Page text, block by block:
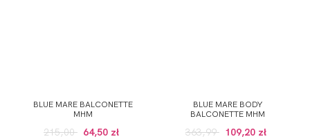
BLUE MARE BALCONETTE
MHM
215,00 64,50 zł
BLUE MARE BODY
BALCONETTE MHM
363,99 109,20 zł